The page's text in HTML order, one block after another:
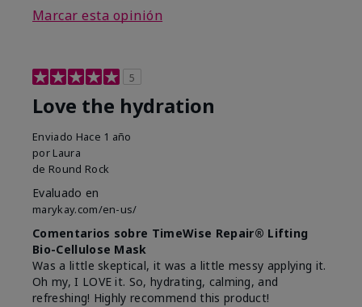
Marcar esta opinión
5
Love the hydration
Enviado Hace 1 año
por Laura
de Round Rock
Evaluado en
marykay.com/en-us/
Comentarios sobre TimeWise Repair® Lifting
Bio-Cellulose Mask
Was a little skeptical, it was a little messy applying it.
Oh my, I LOVE it. So, hydrating, calming, and
refreshing! Highly recommend this product!